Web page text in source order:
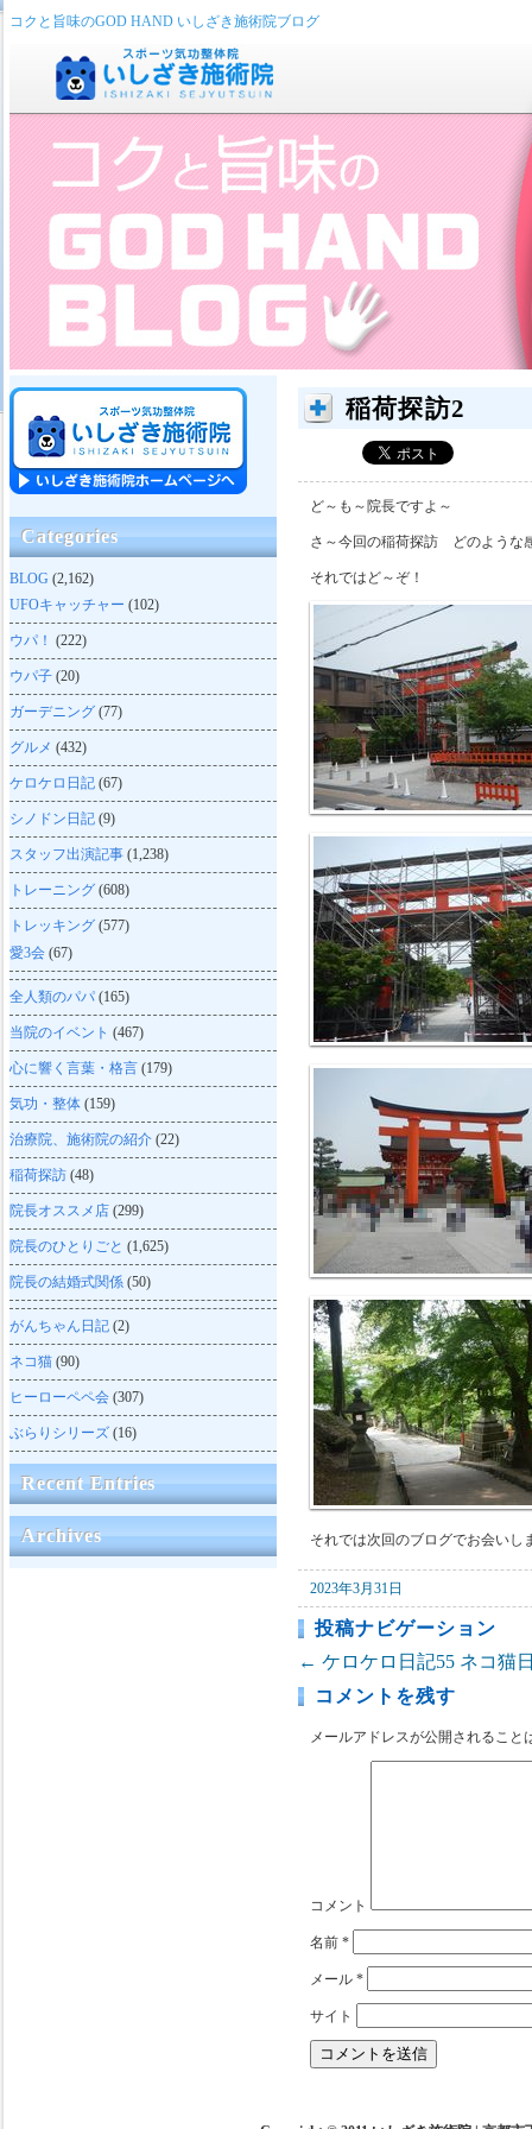
コクと旨味のGOD HAND いしざき施術院ブログ
稲荷探訪2
ど～も～院長ですよ～
さ～今回の稲荷探訪 どのような
それではど～ぞ！
それでは次回のブログでお会い
2023年3月31日
投稿ナビゲーション
← ケロケロ日記55 ネコ猫
コメントを残す
メールアドレスが公開されること
コメント
名前 *
メール *
サイト
Categories
BLOG (2,162)
UFOキャッチャー (102)
ウパ！ (222)
ウパ子 (20)
ガーデニング (77)
グルメ (432)
ケロケロ日記 (67)
シノドン日記 (9)
スタッフ出演記事 (1,238)
トレーニング (608)
トレッキング (577)
愛3会 (67)
全人類のパパ (165)
当院のイベント (467)
心に響く言葉・格言 (179)
気功・整体 (159)
治療院、施術院の紹介 (22)
稲荷探訪 (48)
院長オススメ店 (299)
院長のひとりごと (1,625)
院長の結婚式関係 (50)
がんちゃん日記 (2)
ネコ猫 (90)
ヒーローペペ会 (307)
ぶらりシリーズ (16)
Recent Entries
Archives